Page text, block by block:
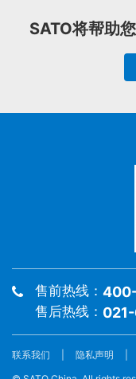
SATO将帮助
售前热线：
售后热线：
联系我们 隐私声明